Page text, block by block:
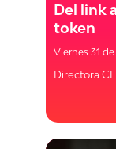
Del link
token
Viernes 31
Directora